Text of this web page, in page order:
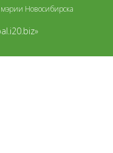
Новосибирска